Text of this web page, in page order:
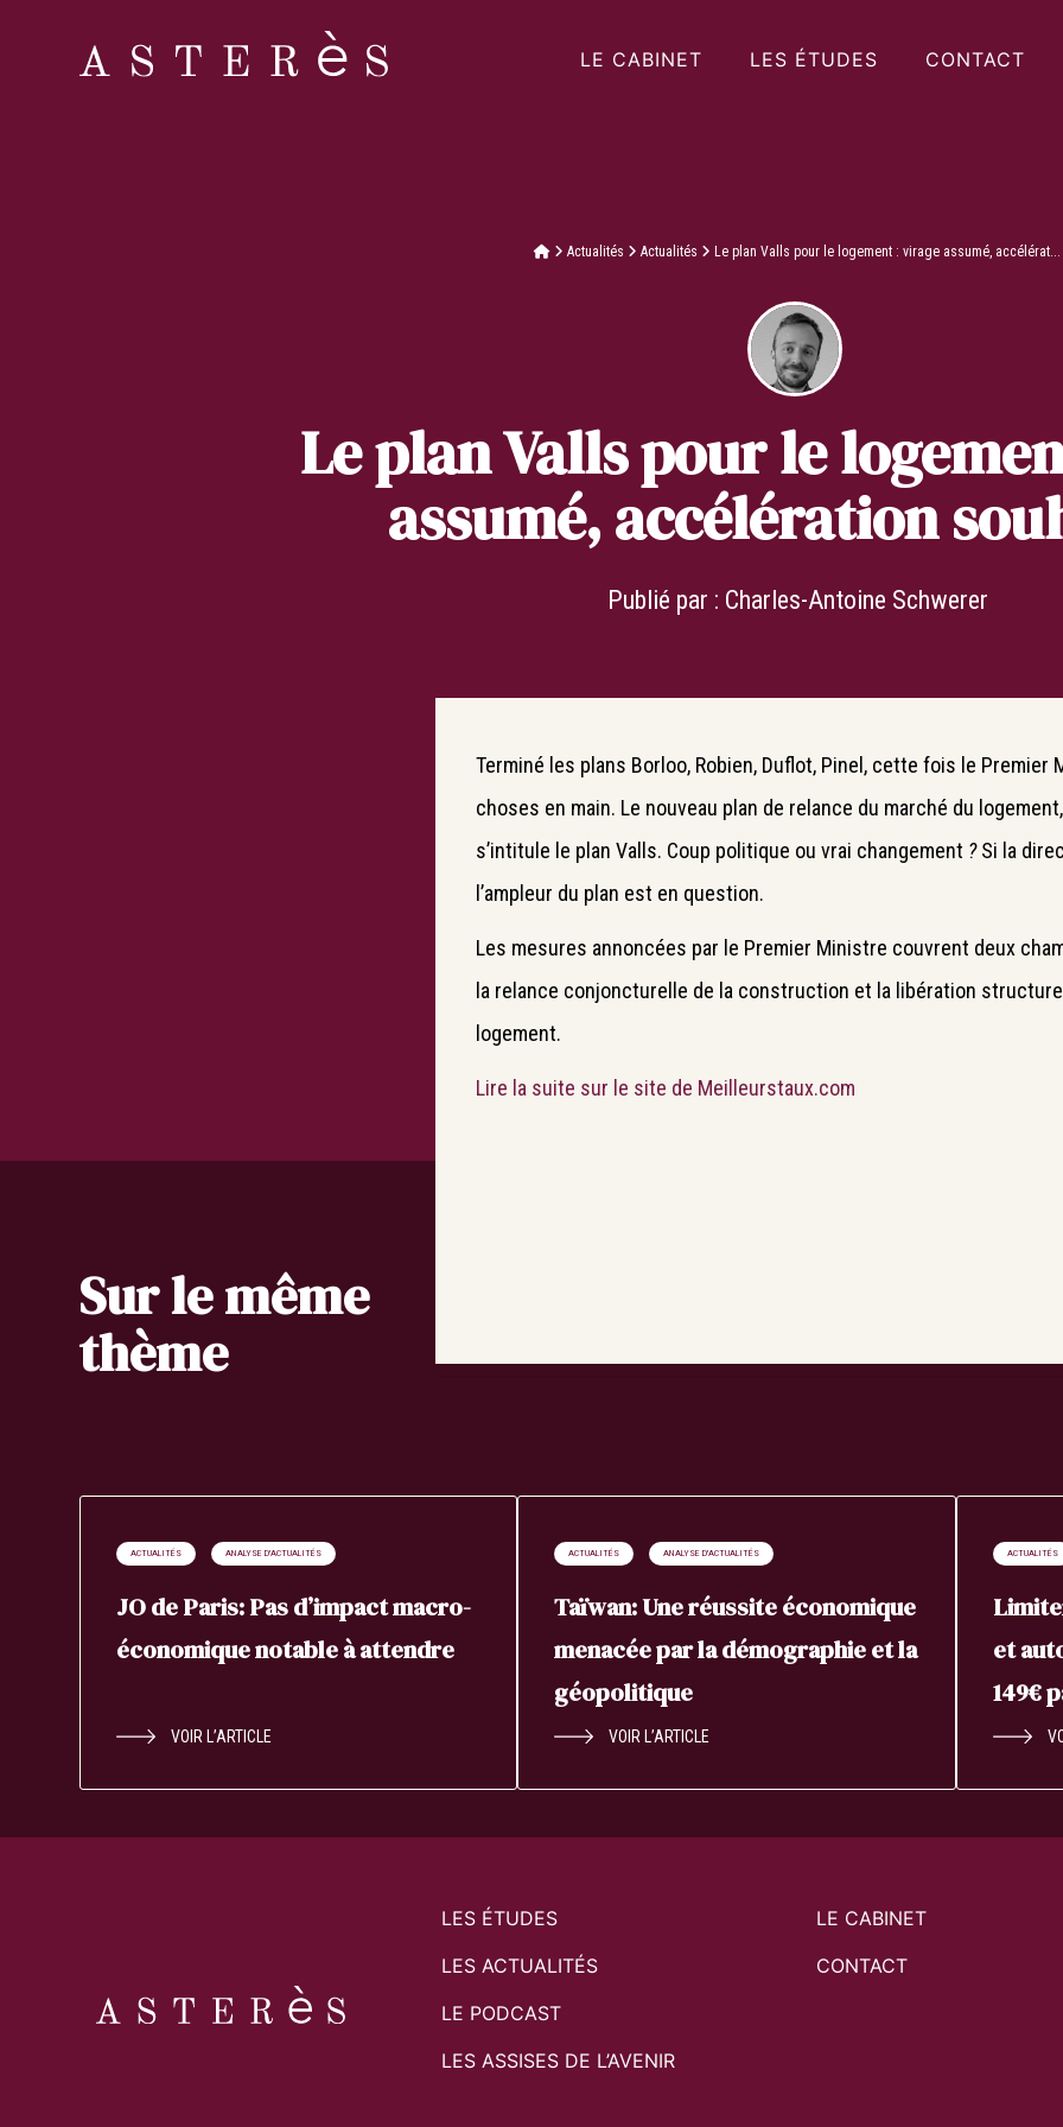
LE CABINET LES ÉTUDES CONTACT
Actualités Actualités Le plan Valls pour le logement : virage assumé, accélérat...
Le plan Valls pour le
assumé, accélération
Publié par : Charles-Antoine Schwerer
Terminé les plans Borloo, Robien, Duflot, Pinel, cette fois le Premier
choses en main. Le nouveau plan de relance du marché du
s’intitule le plan Valls. Coup politique ou vrai changement ?Si la
l’ampleur du plan est en question.
Les mesures annoncées par le Premier Ministre couvrent deux
la relance conjoncturelle de la construction et la libération
logement.
Lire la suite sur le site de Meilleurstaux.com
Sur le même
thème
ACTUALITÉS ANALYSE D'ACTUALITÉS
JO de Paris: Pas d’impact macro-
économique notable à attendre
VOIR L’ARTICLE
ACTUALITÉS ANALYSE D'ACTUALITÉS
Taïwan: Une réussite économique
menacée par la démographie et la
géopolitique
VOIR L’ARTICLE
ACTUALITÉS
et
149€
LES ÉTUDES
LES ACTUALITÉS
LE PODCAST
LES ASSISES DE L’AVENIR
LE CABINET
CONTACT